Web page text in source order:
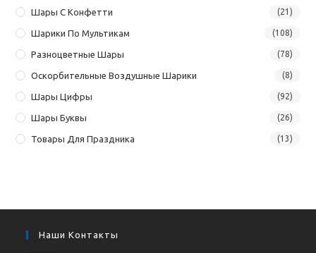
Шары С Конфетти (21)
Шарики По Мультикам (108)
Разноцветные Шары (78)
Оскорбительные Воздушные Шарики (8)
Шары Цифры (92)
Шары Буквы (26)
Товары Для Праздника (13)
Наши Контакты